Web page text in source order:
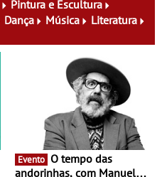
fílmico e práticas artísticas
Pintura e Escultura
Dança Música
Literatura
Evento
andorinhas, com Manuel